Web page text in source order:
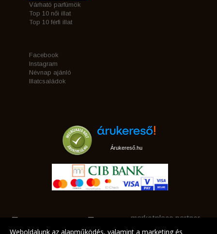
Várható parfümök
Top 10 női illat
Top 10 férfi illat
Facebook
Instagram
Névnap ajánló
Illatcsaládok
Árukereső.hu
marketplace partner
Weboldalunk az alapműködés, valamint a marketing és